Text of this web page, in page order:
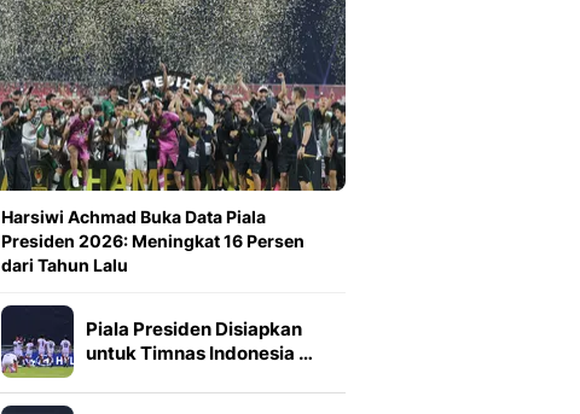
Harsiwi Achmad Buka Data Piala
Presiden 2026: Meningkat 16 Persen
dari Tahun Lalu
Piala Presiden Disiapkan
untuk Timnas Indonesia …